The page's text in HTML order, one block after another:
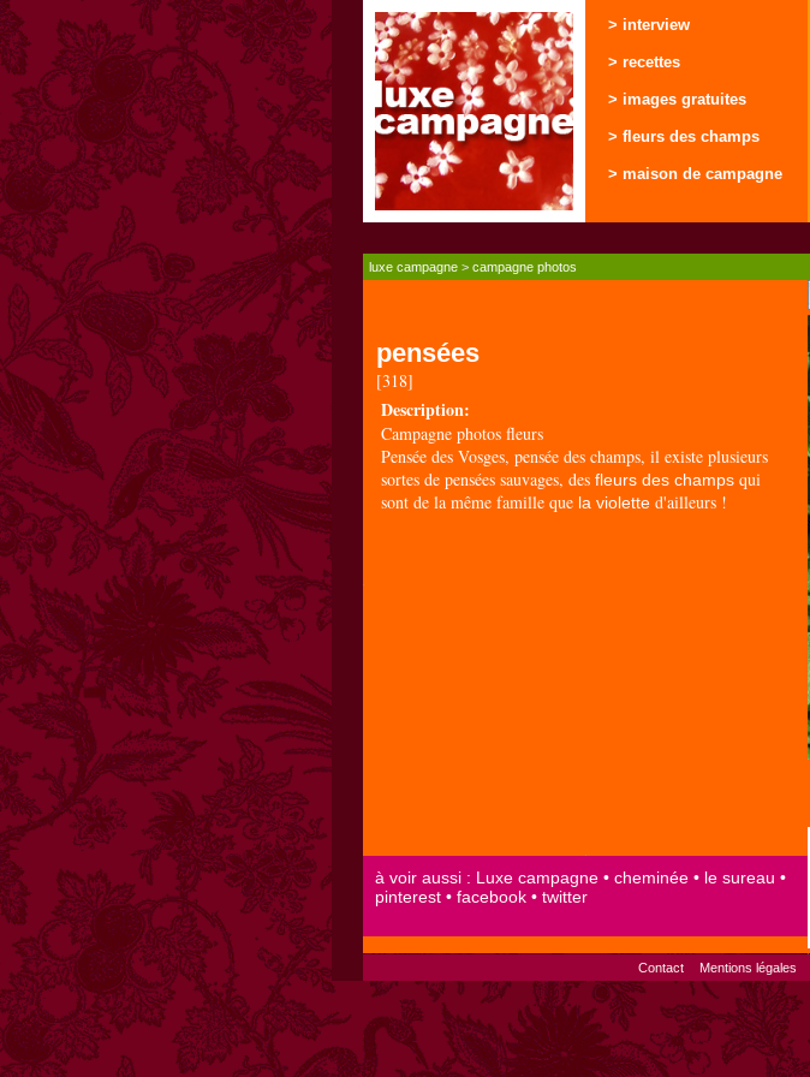
> interview
> recettes
> images gratuites
> fleurs des champs
> maison de campagne
luxe campagne > campagne photos
pensées
[318]
Description:
Campagne photos fleurs
Pensée des Vosges, pensée des champs, il existe plusieurs
sortes de pensées sauvages, des fleurs des champs qui
sont de la même famille que la violette d'ailleurs !
Contact Mentions légales